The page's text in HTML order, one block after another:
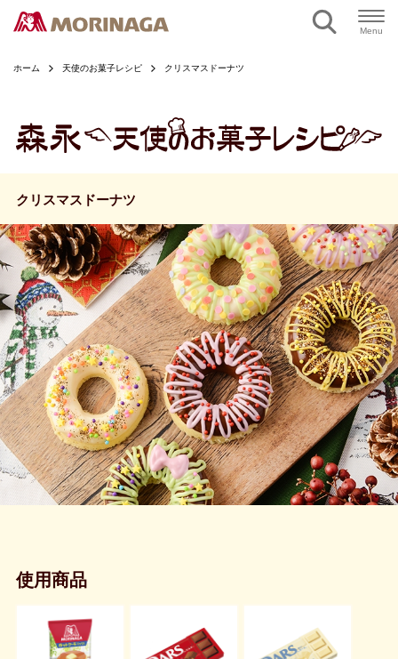
Menu
ホーム 天使のお菓子レシピ クリスマスドーナツ
クリスマスドーナツ
使用商品